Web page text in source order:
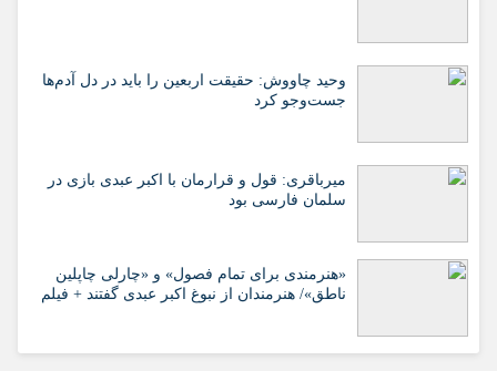
وحید چاووش: حقیقت اربعین را باید در دل آدم‌ها
جست‌وجو کرد
میرباقری: قول و قرارمان با اکبر عبدی بازی در
سلمان فارسی بود
«هنرمندی برای تمام فصول» و «چارلی چاپلین
ناطق»/ هنرمندان از نبوغ اکبر عبدی گفتند + فیلم